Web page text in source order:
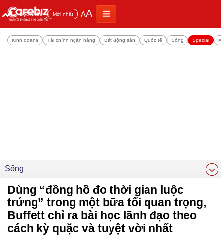
Đọc nhiều Mới nhất AA
Kinh doanh Tài chính ngân hàng Bất động sản Quốc tế Sống Special
Sống
Dùng “đồng hồ đo thời gian luộc
trứng” trong một bữa tối quan trọng,
Buffett chỉ ra bài học lãnh đạo theo
cách kỳ quặc và tuyệt vời nhất